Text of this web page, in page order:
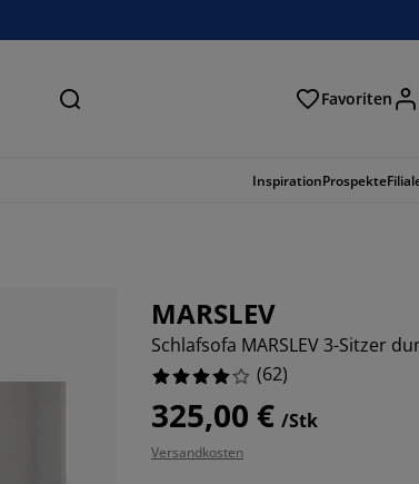
Suchen Favoriten
InspirationProspekte
MARSLEV
Schlafsofa MARSLEV 3-Sitzer
(62)
325,00 € /Stk
Versandkosten
61.29032258064516%